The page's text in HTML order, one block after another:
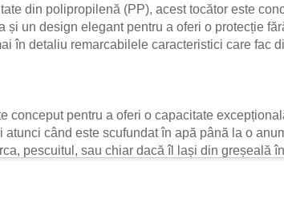
din polipropilenă (PP), acest tocător este
un design elegant pentru a oferi o protecție
în detaliu remarcabilele caracteristici care fac
conceput pentru a oferi o capacitate
când este scufundat în apă până la o
pescuitul, sau chiar dacă îl lași din greșeală